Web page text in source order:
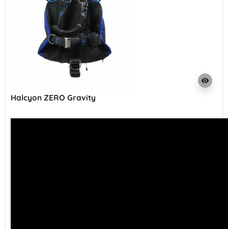
visibility
Halcyon ZERO Gravity